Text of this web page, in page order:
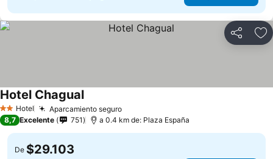
Compartir
2 Estrellas
Hotel Aparcamiento seguro
Hotel Chagual
8,7 Excelente 751 a 0.4 km de: Plaza España
De $29.103